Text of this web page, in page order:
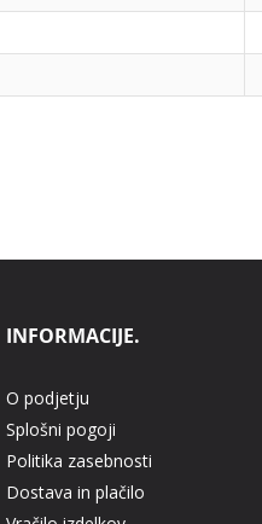
INFORMACIJE.
O podjetju
Splošni pogoji
Politika zasebnosti
Dostava in plačilo